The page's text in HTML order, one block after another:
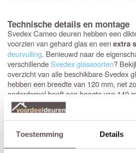
Toestemming Details
Technische details en montage
Svedex Cameo deuren hebben een
voorzien van gehard glas en eenextra
deurvulling. Benieuwd naar de
verschillendeSvedex glassoorten?
overzicht van alle beschikbare Svedex
hebben een breedte van 120 mm, net
onderdorpel heeft een hoogte van 140
geboord op 1050 mm, gemeten vanaf
Het SvedexVLG10-getrapt profiel
het vlakke deel is 35 mm breed.